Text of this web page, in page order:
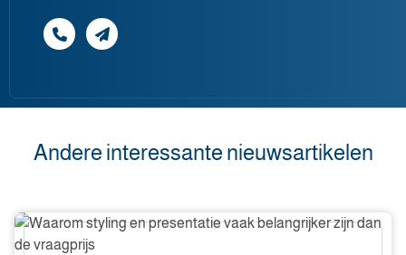
Andere interessante nieuwsartikelen
Waarom
styling